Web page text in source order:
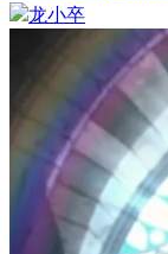
龙小卒